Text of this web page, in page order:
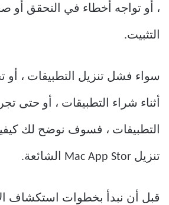
، أو تواجه أخطاء في التحقق أو
التثبيت.
سواء فشل تنزيل التطبيقات ،
أثناء شراء التطبيقات ، أو حتى
التطبيقات ، فسوف نوضح لك
تنزيل Mac App Stor الشائعة.
قبل أن نبدأ بخطوات استكشاف